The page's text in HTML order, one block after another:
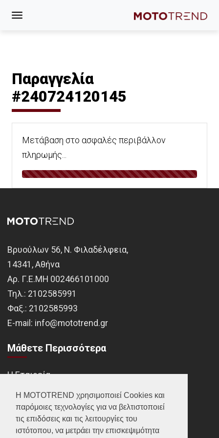
Η MOTOTREND χρησιμοποιεί Cookies και
παρόμοιες τεχνολογίες για να βελτιστοποιεί
τις επιδόσεις και τις λειτουργίες του
ιστότοπου, να μετράει την επισκεψιμότητα
Παραγγελία
#240724120145
Μετάβαση στο ασφαλές περιβάλλον
πληρωμής...
Βρυούλων 56, Ν. Φιλαδέλφεια,
14341, Αθήνα
Αρ. Γ.Ε.ΜΗ 002466101000
Τηλ.: 2102585991
Φαξ.: 2102585993
Ε-mail: info@mototrend.gr
Μάθετε Περισσότερα
Η Εταιρεία
Brands
Νέα
Οικονομικά στοιχεία